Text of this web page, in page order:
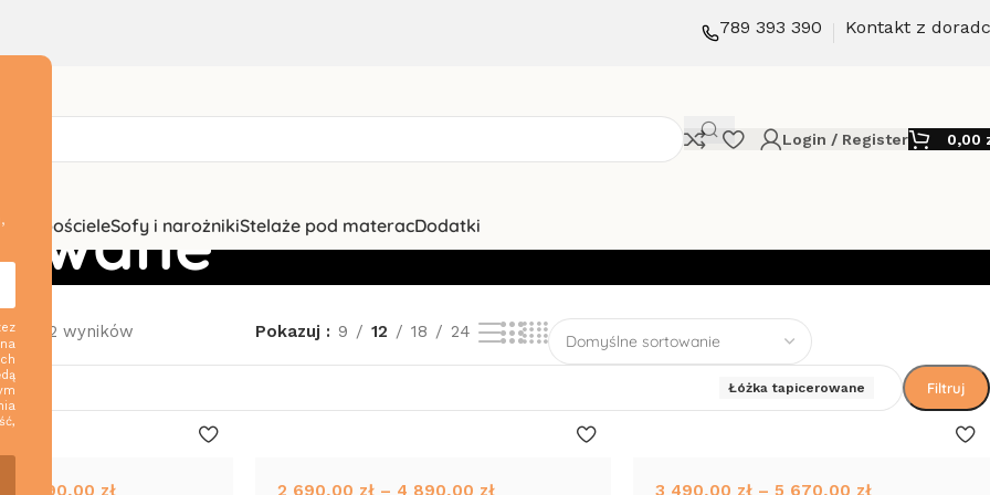
789 393 390 Kontakt z
Login / Register 0,00
i pościeleSofy i narożnikiStelaże pod materacDodatki
z 32 wyników Pokazuj 9 12 18 24
Łóżka tapicerowane Filtruj
6 490,00 zł 2 690,00 zł – 4 890,00 zł 3 490,00 zł – 5 670,00 zł